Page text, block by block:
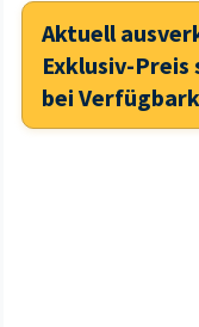
Aktuell
Exklusiv-
bei